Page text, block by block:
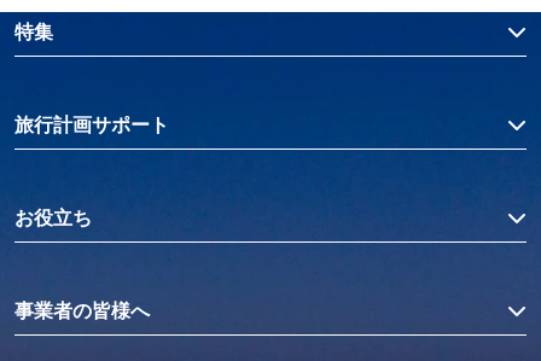
特集
旅行計画サポート
お役立ち
事業者の皆様へ